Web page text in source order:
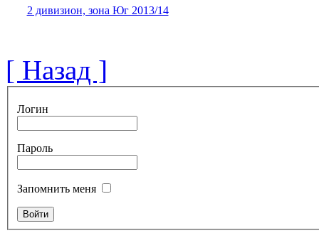
2 дивизион, зона Юг 2013/14
[ Назад ]
Логин
Пароль
Запомнить меня